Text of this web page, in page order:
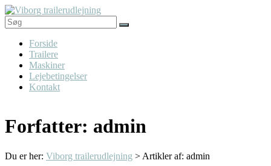
Skip
to
content
Viborg
trailerudlejning
Trailere
Menu
Forside
Trailere
Maskiner
Lejebetingelser
Kontakt
Forfatter: admin
Du er her: Viborg trailerudlejning > Artikler af: admin